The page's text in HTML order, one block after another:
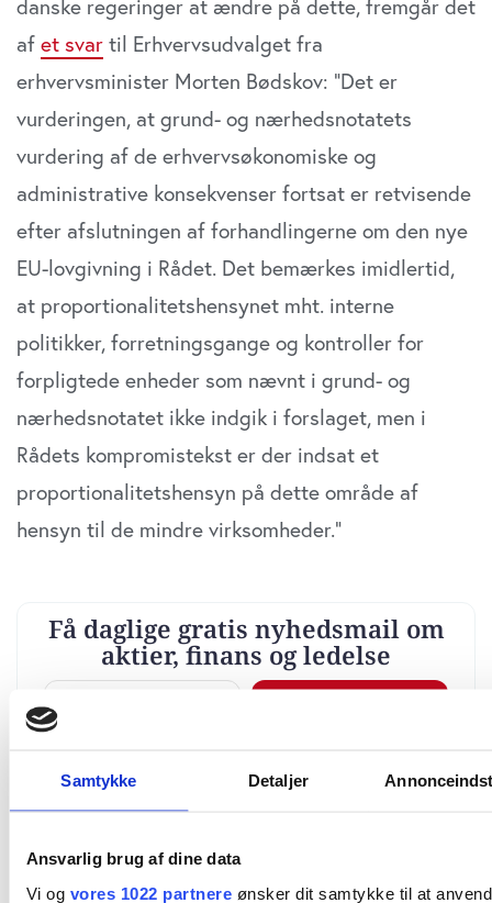
Samtykke Detaljer
Ansvarlig brug af dine data
Vi og vores 1022 partnereønsker dit samtykke til at
danske regeringer at ændre på dette, fremgår det
af et svar til Erhvervsudvalget fra
erhvervsminister Morten Bødskov: ”Det er
vurderingen, at grund- og nærhedsnotatets
vurdering af de erhvervsøkonomiske og
administrative konsekvenser fortsat er retvisende
efter afslutningen af forhandlingerne om den nye
EU-lovgivning i Rådet. Det bemærkes imidlertid,
at proportionalitetshensynet mht. interne
politikker, forretningsgange og kontroller for
forpligtede enheder som nævnt i grund- og
nærhedsnotatet ikke indgik i forslaget, men i
Rådets kompromistekst er der indsat et
proportionalitetshensyn på dette område af
hensyn til de mindre virksomheder.”